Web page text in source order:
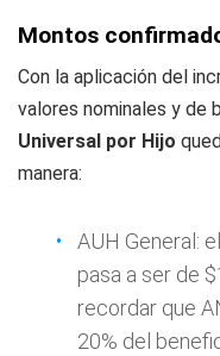
Montos
Con la aplicación del
valores nominales y de
Universal por Hijo
manera:
AUH General:
pasa a ser de
recordar que
20% del